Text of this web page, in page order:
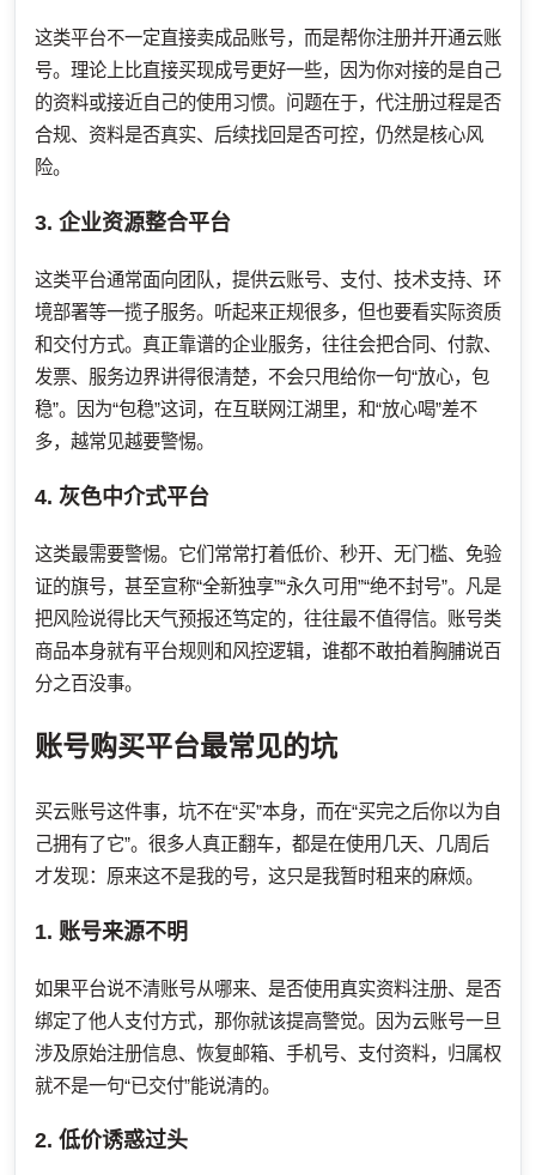
这类平台不一定直接卖成品账号，而是帮你注册并开通云账
号。理论上比直接买现成号更好一些，因为你对接的是自己
的资料或接近自己的使用习惯。问题在于，代注册过程是否
合规、资料是否真实、后续找回是否可控，仍然是核心风
险。
3. 企业资源整合平台
这类平台通常面向团队，提供云账号、支付、技术支持、环
境部署等一揽子服务。听起来正规很多，但也要看实际资质
和交付方式。真正靠谱的企业服务，往往会把合同、付款、
发票、服务边界讲得很清楚，不会只甩给你一句“放心，包
稳”。因为“包稳”这词，在互联网江湖里，和“放心喝”差不
多，越常见越要警惕。
4. 灰色中介式平台
这类最需要警惕。它们常常打着低价、秒开、无门槛、免验
证的旗号，甚至宣称“全新独享”“永久可用”“绝不封号”。凡是
把风险说得比天气预报还笃定的，往往最不值得信。账号类
商品本身就有平台规则和风控逻辑，谁都不敢拍着胸脯说百
分之百没事。
账号购买平台最常见的坑
买云账号这件事，坑不在“买”本身，而在“买完之后你以为自
己拥有了它”。很多人真正翻车，都是在使用几天、几周后
才发现：原来这不是我的号，这只是我暂时租来的麻烦。
1. 账号来源不明
如果平台说不清账号从哪来、是否使用真实资料注册、是否
绑定了他人支付方式，那你就该提高警觉。因为云账号一旦
涉及原始注册信息、恢复邮箱、手机号、支付资料，归属权
就不是一句“已交付”能说清的。
2. 低价诱惑过头